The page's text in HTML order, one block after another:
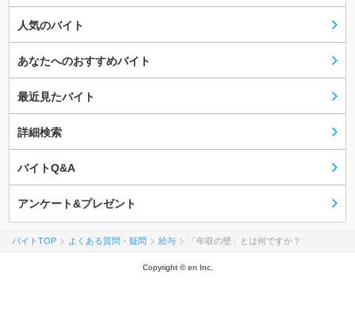
人気のバイト
あなたへのおすすめバイト
最近見たバイト
詳細検索
バイトQ&A
アンケート&プレゼント
バイトTOP よくある質問・疑問 給与 「年収の壁」とは何ですか？
Copyright © en Inc.